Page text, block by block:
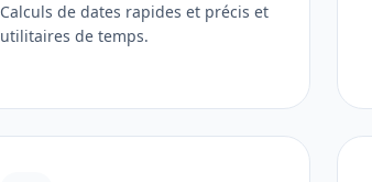
Calculs de dates rapides et précis et
utilitaires de temps.